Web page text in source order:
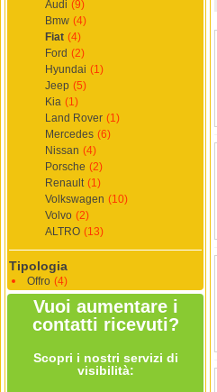
Audi (9)
Bmw (4)
Fiat (4)
Ford (2)
Hyundai (1)
Jeep (5)
Kia (1)
Land Rover (1)
Mercedes (6)
Nissan (4)
Porsche (2)
Renault (1)
Volkswagen (10)
Volvo (2)
ALTRO (13)
Tipologia
Offro (4)
Vuoi aumentare i
contatti ricevuti?
Scopri i nostri servizi di
visibilità: